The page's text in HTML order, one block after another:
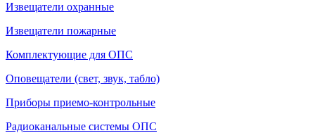
Извещатели охранные
Извещатели пожарные
Комплектующие для ОПС
Оповещатели (свет, звук, табло)
Приборы приемо-контрольные
Радиоканальные системы ОПС